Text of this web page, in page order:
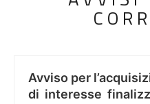
Avviso per
di interesse